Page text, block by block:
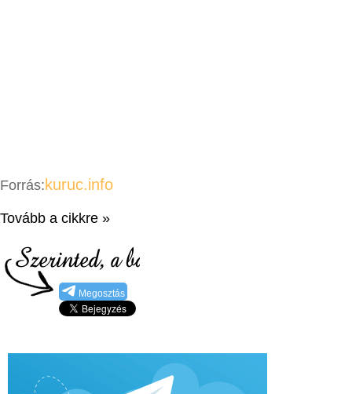
Forrás: kuruc.info
Tovább a cikkre »
Megosztás